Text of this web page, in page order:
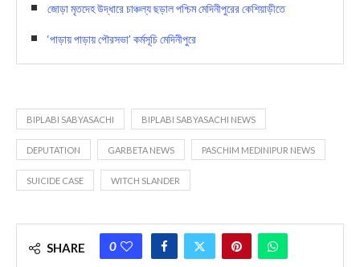
জোড়া মৃতদেহ উদ্ধারে চাঞ্চল্য ছড়াল পশ্চিম মেদিনীপুরের কেশিয়াড়ীতে
‘পাড়ায় পাড়ায় পৌরসভা’ কর্মসূচি মেদিনীপুরে
BIPLABI SABYASACHI BIPLABI SABYASACHI NEWS
DEPUTATION GARBETA NEWS PASCHIM MEDINIPUR NEWS
SUICIDE CASE WITCH SLANDER
SHARE 0